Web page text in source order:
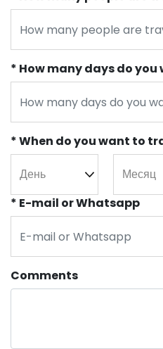
* How many days do
* When do you want to
* E-mail or Whatsapp
Comments